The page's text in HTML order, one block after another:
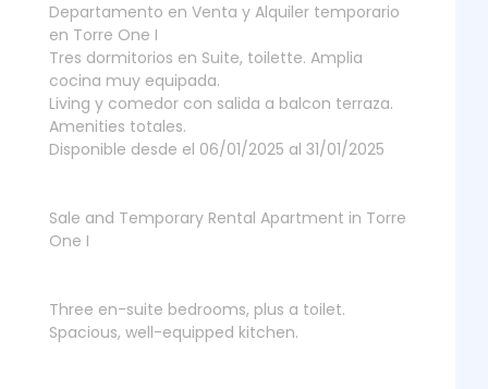
Departamento en Venta y Alquiler temporario
en Torre One I
Tres dormitorios en Suite, toilette. Amplia
cocina muy equipada.
Living y comedor con salida a balcon terraza.
Amenities totales.
Disponible desde el 06/01/2025 al 31/01/2025
Sale and Temporary Rental Apartment in Torre
One I
Three en-suite bedrooms, plus a toilet.
Spacious, well-equipped kitchen.